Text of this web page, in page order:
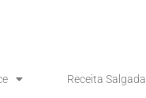
Receita Salgada